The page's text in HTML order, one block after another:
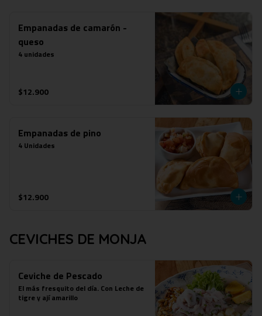
Empanadas de camarón -
queso
4 unidades
$12.900
Empanadas de pino
4 Unidades
$12.900
CEVICHES DE MONJA
Ceviche de Pescado
El más fresquito del día. Con Leche de
tigre y ají amarillo